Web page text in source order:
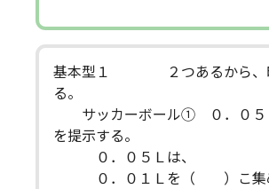
基本型１ ２つあるから、
る。
サッカーボール① ０．０５
を提示する。
０．０５Ｌは、
０．０１Ｌを（ ）こ集め